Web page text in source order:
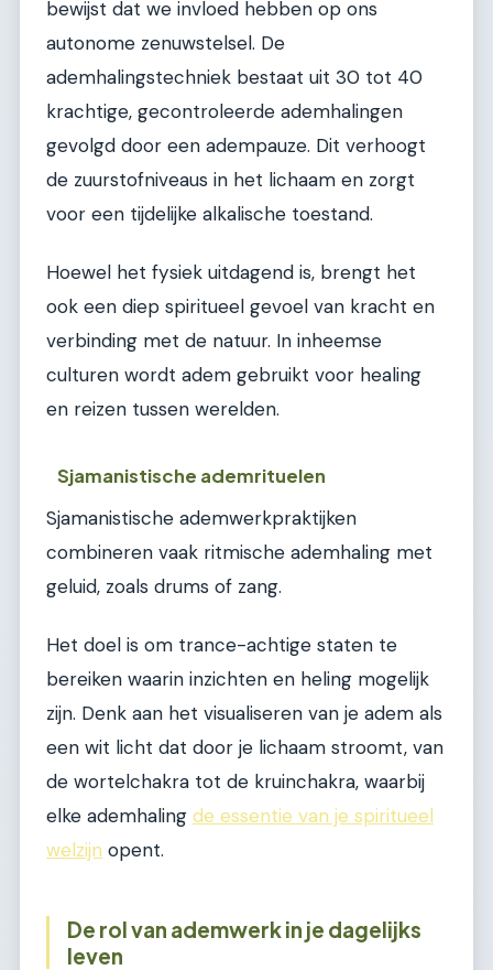
bewijst dat we invloed hebben op ons
autonome zenuwstelsel. De
ademhalingstechniek bestaat uit 30 tot 40
krachtige, gecontroleerde ademhalingen
gevolgd door een adempauze. Dit verhoogt
de zuurstofniveaus in het lichaam en zorgt
voor een tijdelijke alkalische toestand.
Hoewel het fysiek uitdagend is, brengt het
ook een diep spiritueel gevoel van kracht en
verbinding met de natuur. In inheemse
culturen wordt adem gebruikt voor healing
en reizen tussen werelden.
Sjamanistische ademrituelen
Sjamanistische ademwerkpraktijken
combineren vaak ritmische ademhaling met
geluid, zoals drums of zang.
Het doel is om trance-achtige staten te
bereiken waarin inzichten en heling mogelijk
zijn. Denk aan het visualiseren van je adem als
een wit licht dat door je lichaam stroomt, van
de wortelchakra tot de kruinchakra, waarbij
elke ademhaling de essentie van je spiritueel
welzijn opent.
De rol van ademwerk in je dagelijks
leven